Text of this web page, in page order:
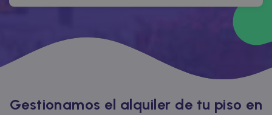
Gestionamos el alquiler de tu piso en